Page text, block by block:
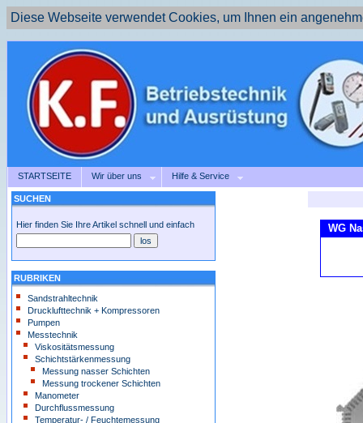
Diese Webseite verwendet Cookies, um Ihnen ein
STARTSEITE Wir über uns Hilfe & Service
SUCHEN
Hier finden Sie Ihre Artikel schnell und einfach
RUBRIKEN
Sandstrahltechnik
Drucklufttechnik + Kompressoren
Pumpen
Messtechnik
Viskositätsmessung
Schichtstärkenmessung
Messung nasser Schichten
Messung trockener Schichten
Manometer
Durchflussmessung
Temperatur- / Feuchtemessung
WG